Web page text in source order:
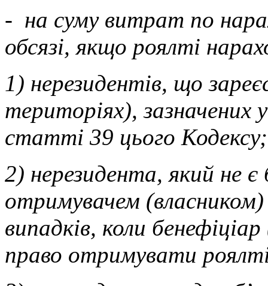
- на суму витрат по
обсязі, якщо роялті
1) нерезидентів, що
територіях), зазначених
статті 39 цього Кодексу;
2) нерезидента, який не
отримувачем
випадків, коли
право отримувати